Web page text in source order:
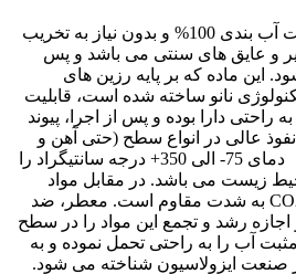
مایعی شیری رنگ با خاصیت آب بندی 100% و بدون نیاز به تخریب
و عایق های سنتی می باشد و پس
این ماده که بر پایه رزین های
نانو ساخته شده است، قابلیت
راحتی دارا بوده و پس از اجرا، پیوند
عالی در انواع سطح (حتی آهن و
چوب) می باشد. NSG-Z90 دمای 75- الی 350+ درجه سانتیگراد را
زیست می باشد. در مقابل مواد
شوینده و اشعه UV و گاز CO2 به شدت مقاوم است. معطر، ضد
اجازه رشد و تجمع این مواد را در سطح
آب را به راحتی تحمل نموده و به
صنعت ایزولاسیون شناخته می شود.